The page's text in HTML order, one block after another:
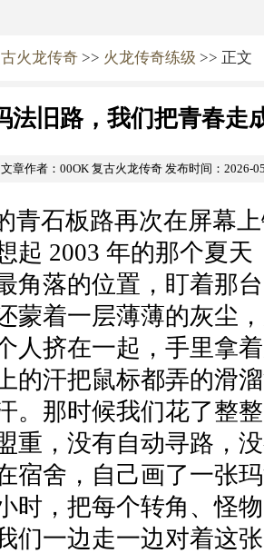
火龙传奇 >> 火龙传奇练级 >> 正文
法旧路，我们把青春走
文章作者：00OK 复古火龙传奇 发布时间：2026-
青石板路再次在屏幕
起 2003 年的那个夏
角落的位置，盯着那
蒙着一层薄薄的灰尘
人挤在一起，手里拿
的汗把鼠标都弄的滑
。那时候我们花了整
重，没有自动寻路，
宿舍，自己画了一张
时，把每个转角、怪
们一边走一边对着这